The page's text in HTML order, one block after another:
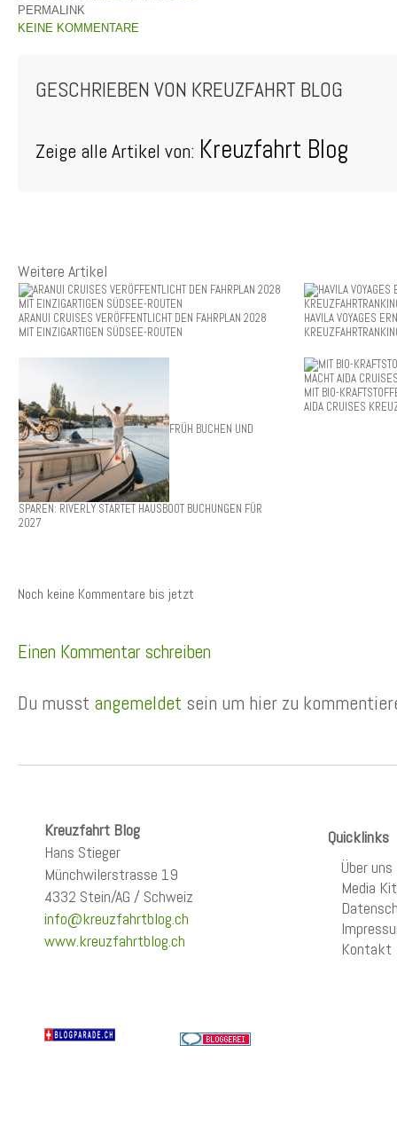
PERMALINK
KEINE KOMMENTARE
GESCHRIEBEN VON KREUZFAHRT BLOG
Zeige alle Artikel von: Kreuzfahrt Blog
Weitere Artikel
ARANUI CRUISES VERÖFFENTLICHT DEN FAHRPLAN 2028
MIT EINZIGARTIGEN SÜDSEE-ROUTEN
HAVILA VOYAGES
FRÜH BUCHEN UND
SPAREN: RIVERLY STARTET HAUSBOOT BUCHUNGEN FÜR
2027
MIT BIO-
AIDA CRUISES
Noch keine Kommentare bis jetzt
Einen Kommentar schreiben
Du musst angemeldet sein um hier zu
Kreuzfahrt Blog
Hans Stieger
Münchwilerstrasse 19
4332 Stein/AG / Schweiz
info@kreuzfahrtblog.ch
www.kreuzfahrtblog.ch
Quicklinks
Über uns
Media Kit
Kontakt